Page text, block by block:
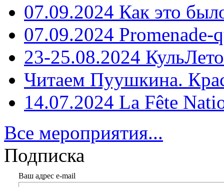
07.09.2024 Как это
07.09.2024 Promenade-
23-25.08.2024 КульЛето
Читаем Пуушкина.
14.07.2024 La Fête
Все мероприятия...
Подписка
Ваш адрес e-mail